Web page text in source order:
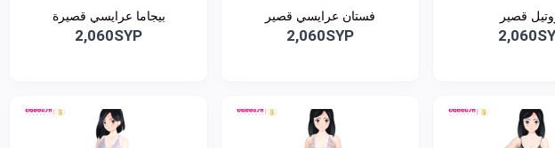
قصير فستان عرايسي قصير
2,060SYP
بيجاما عرايسي قصيرة
2,060SYP